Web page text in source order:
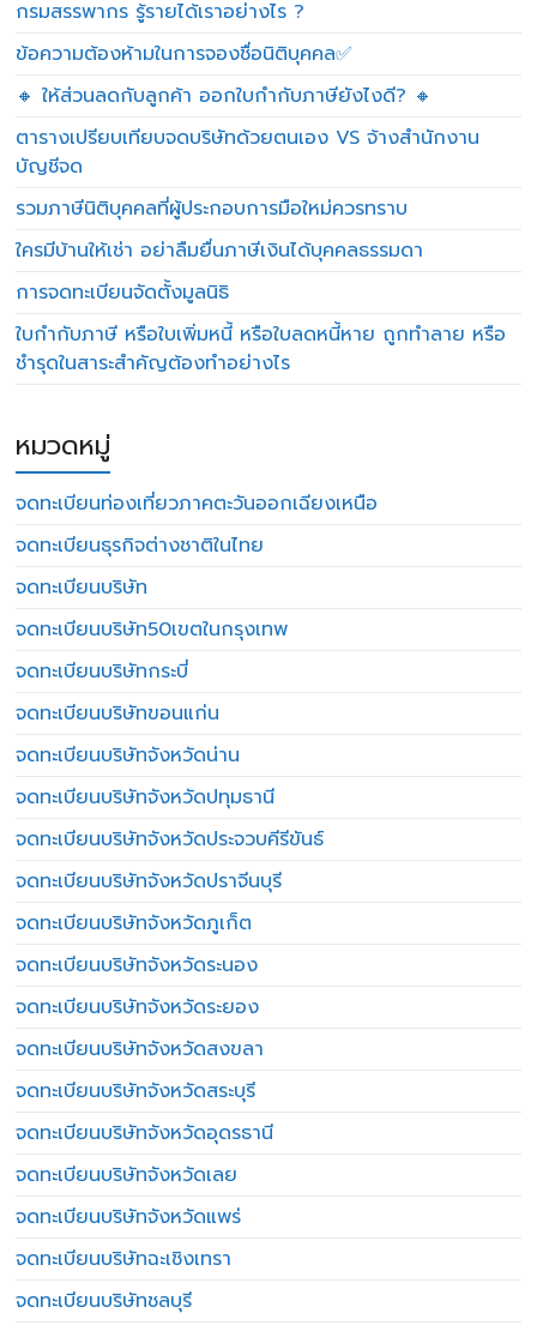
กรมสรรพากร รู้รายได้เราอย่างไร ?
ข้อความต้องห้ามในการจองชื่อนิติบุคคล✅
🔸 ให้ส่วนลดกับลูกค้า ออกใบกำกับภาษียังไงดี? 🔸
ตารางเปรียบเทียบจดบริษัทด้วยตนเอง VS จ้างสำนักงาน
บัญชีจด
รวมภาษีนิติบุคคลที่ผู้ประกอบการมือใหม่ควรทราบ
ใครมีบ้านให้เช่า อย่าลืมยื่นภาษีเงินได้บุคคลธรรมดา
การจดทะเบียนจัดตั้งมูลนิธิ
ใบกำกับภาษี หรือใบเพิ่มหนี้ หรือใบลดหนี้หาย ถูกทำลาย หรือ
ชำรุดในสาระสำคัญต้องทำอย่างไร
หมวดหมู่
จดทะเบียนท่องเที่ยวภาคตะวันออกเฉียงเหนือ
จดทะเบียนธุรกิจต่างชาติในไทย
จดทะเบียนบริษัท
จดทะเบียนบริษัท50เขตในกรุงเทพ
จดทะเบียนบริษัทกระบี่
จดทะเบียนบริษัทขอนแก่น
จดทะเบียนบริษัทจังหวัดน่าน
จดทะเบียนบริษัทจังหวัดปทุมธานี
จดทะเบียนบริษัทจังหวัดประจวบคีรีขันธ์
จดทะเบียนบริษัทจังหวัดปราจีนบุรี
จดทะเบียนบริษัทจังหวัดภูเก็ต
จดทะเบียนบริษัทจังหวัดระนอง
จดทะเบียนบริษัทจังหวัดระยอง
จดทะเบียนบริษัทจังหวัดสงขลา
จดทะเบียนบริษัทจังหวัดสระบุรี
จดทะเบียนบริษัทจังหวัดอุดรธานี
จดทะเบียนบริษัทจังหวัดเลย
จดทะเบียนบริษัทจังหวัดแพร่
จดทะเบียนบริษัทฉะเชิงเทรา
จดทะเบียนบริษัทชลบุรี